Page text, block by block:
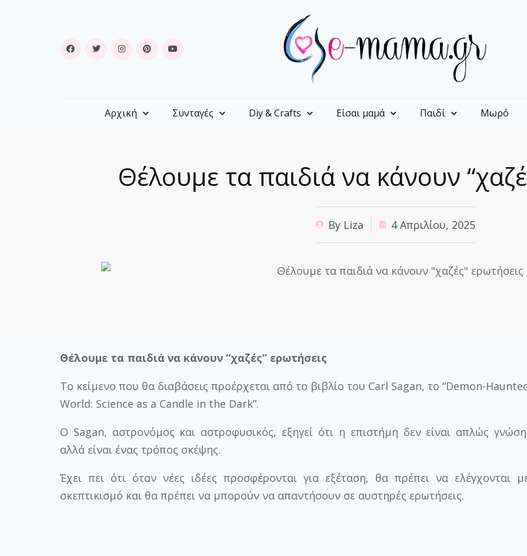
Αρχική Συνταγές Diy & Crafts Είσαι μαμά Παιδί Μωρό
Θέλουμε τα παιδιά να κάνουν
ByLiza 4 Απριλίου, 2025
Θέλουμε τα παιδιά να κάνουν “χαζές” ερωτήσεις
Το κείμενο που θα διαβάσεις προέρχεται από το βιβλίο του Carl Sagan, το “Demon-
World: Science as a Candle in the Dark”.
Ο Sagan, αστρονόμος και αστροφυσικός, εξηγεί ότι η επιστήμη δεν είναι απλώς
αλλά είναι ένας τρόπος σκέψης.
Έχει πει ότι όταν νέες ιδέες προσφέρονται για εξέταση, θα πρέπει να ελέγχονται
σκεπτικισμό και θα πρέπει να μπορούν να απαντήσουν σε αυστηρές ερωτήσεις.